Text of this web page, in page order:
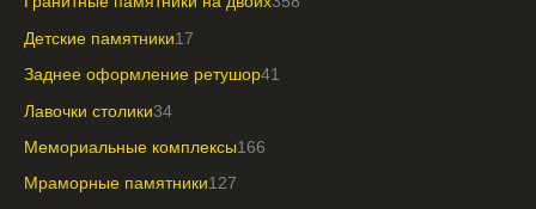
Детские памятники17
Заднее оформление ретушор41
Лавочки столики34
Мемориальные комплексы166
Мраморные памятники127